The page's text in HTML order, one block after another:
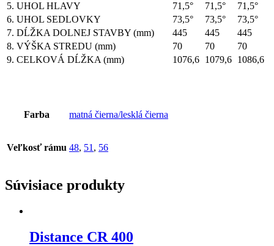
5. UHOL HLAVY
71,5° 71,5°
71,5°
6. UHOL SEDLOVKY
73,5° 73,5°
73,5°
7. DĹŽKA DOLNEJ STAVBY (mm)
445 445
445
8. VÝŠKA STREDU (mm)
70 70
70
9. CELKOVÁ DĹŽKA (mm)
1076,6 1079,6 1086,6
Farba matná čierna/lesklá čierna
Veľkosť rámu 48, 51, 56
Súvisiace produkty
Distance CR 400